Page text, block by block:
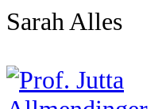
Sarah Alles